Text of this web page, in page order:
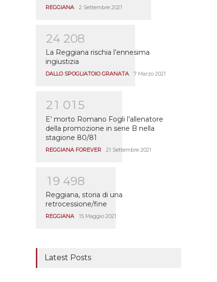
REGGIANA 2 Settembre 2021
24 208
La Reggiana rischia l’ennesima
ingiustizia
DALLO SPOGLIATOIO GRANATA 7 Marzo 2021
21 01 5
E’ morto Romano Fogli l’allenatore
della promozione in serie B nella
stagione 80/81
REGGIANA FOREVER 21 Settembre 2021
1 9 498
Reggiana, storia di una
retrocessione/fine
REGGIANA 15 Maggio 2021
Latest Posts